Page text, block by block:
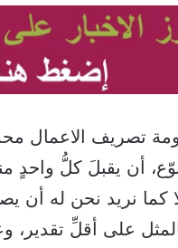
تصريف الاعمال
أن يقبلَ كلُّ واحدٍ
كما نريد نحن له أن
على أقلِّ تقدير،